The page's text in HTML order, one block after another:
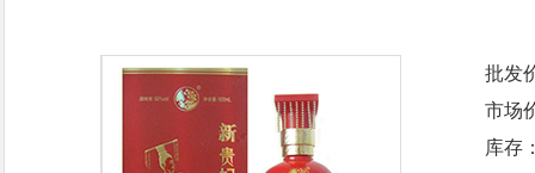
批发
市场
库存